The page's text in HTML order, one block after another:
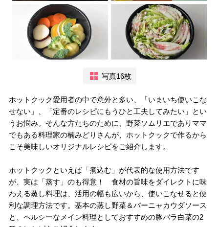
写真16枚
ホットクック愛用者の中で意外と多い、「いまいち使いこな
せない」、「定番のレシピにもうひと工夫してみたい」とい
うお悩み。そんな方たちのために、野菜ソムリエでありママ
でもある料理家の楠みどりさんが、ホットクックで作るから
こそ美味しいオリジナルレシピをご紹介します。
ホットクックといえば「煮込む」が代表的な使用方法です
が、実は「蒸す」のも得意！ 食材の旨味をダイレクトに味
わえる蒸し料理は、活用の幅も広いから、使いこなせると便
利な調理方法です。基本の蒸し野菜＆バーニャカウダソース
と、ヘルシーなメイン料理としておすすめの豚バラ白菜の2